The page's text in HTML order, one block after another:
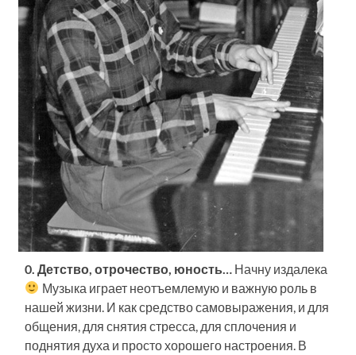
0. Детство, отрочество, юность…
Начну издалека
Музыка играет неотъемлемую и важную роль в
нашей жизни. И как средство самовыражения, и для
общения, для снятия стресса, для сплочения и
поднятия духа и просто хорошего настроения. В